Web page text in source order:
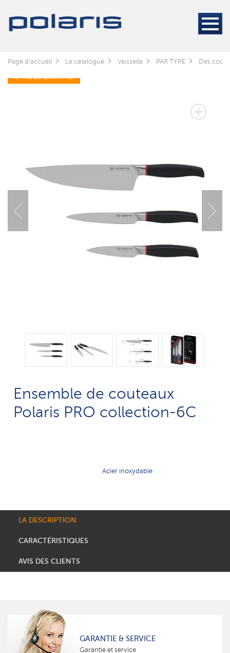
Page d'accueil Le catalogue Vaisselle PAR TYPE Des
2 ANS DE GARANTIE
Ensemble de couteaux
Polaris PRO collection-6C
Acier inoxydable
LA DESCRIPTION
CARACTÉRISTIQUES
AVIS DES CLIENTS
GARANTIE & SERVICE
Garantie et service